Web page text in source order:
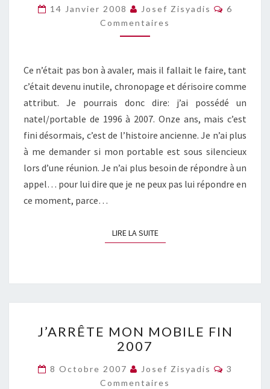
CARTE
SIM
14 Janvier 2008 Josef Zisyadis
6
Commentaires
Ce n’était pas bon à avaler, mais il fallait le faire, tant
c’était devenu inutile, chronopage et dérisoire comme
attribut. Je pourrais donc dire: j’ai possédé un
natel/portable de 1996 à 2007. Onze ans, mais c’est
fini désormais, c’est de l’histoire ancienne. Je n’ai plus
à me demander si mon portable est sous silencieux
lors d’une réunion. Je n’ai plus besoin de répondre à un
appel… pour lui dire que je ne peux pas lui répondre en
ce moment, parce…
LIRE LA SUITELIRE LA SUITE
MON
MOBILE
2007
J’ARRÊTE MON MOBILE FIN
2007
8 Octobre 2007 Josef Zisyadis
3
Commentaires